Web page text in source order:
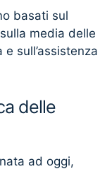
basati sul
media delle
sull’assistenza
delle
ad oggi,